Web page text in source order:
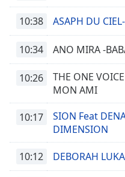
10:38 ASAPH DU
10:34 ANO MIRA -
10:26
THE ONE
MON AMI
10:17
SION Feat
DIMENSION
10:12 DEBORAH